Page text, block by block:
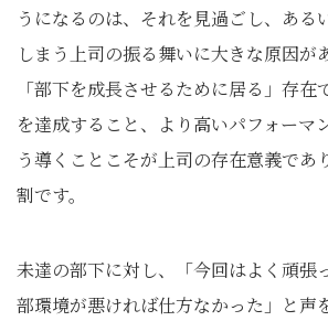
うになるのは、それを見過ごし、ある
しまう上司の振る舞いに大きな原因が
「部下を成長させるために居る」存
を達成すること、より高いパフォーマ
う導くことこそが上司の存在意義であ
割です。
未達の部下に対し、「今回はよく頑張
部環境が悪ければ仕方なかった」と声